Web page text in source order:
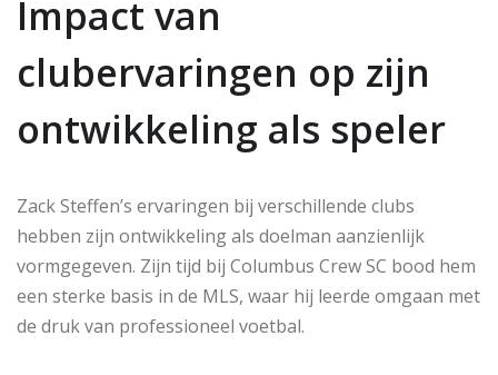
Impact van
clubervaringen op zijn
ontwikkeling als speler
Zack Steffen’s ervaringen bij verschillende clubs
hebben zijn ontwikkeling als doelman aanzienlijk
vormgegeven. Zijn tijd bij Columbus Crew SC bood hem
een sterke basis in de MLS, waar hij leerde omgaan met
de druk van professioneel voetbal.